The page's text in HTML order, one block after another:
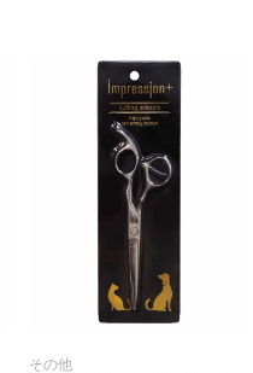
その他